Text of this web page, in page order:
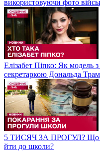
використовуючи фото
Елізабет Піпко: Як модель
секретаркою Дональда
5 ТИСЯЧ ЗА ПРОГУЛ? Що
йти до школи?